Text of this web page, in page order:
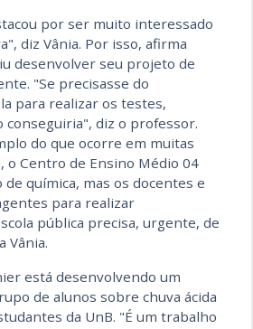
por ser muito interessado
diz Vânia. Por isso, afirma
desenvolver seu projeto de
"Se precisasse do
para realizar os testes,
conseguiria", diz o professor.
do que ocorre em muitas
o Centro de Ensino Médio 04
química, mas os docentes e
para realizar
pública precisa, urgente, de
Vânia.
está desenvolvendo um
de alunos sobre chuva ácida
da UnB. "É um trabalho